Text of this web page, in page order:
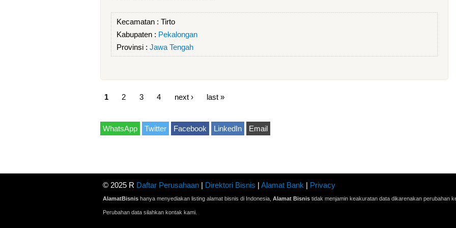
Kecamatan : Tirto
Kabupaten : Pekalongan
Provinsi : Jawa Tengah
1 2 3 4 next › last »
WhatsApp Twitter Facebook LinkedIn Email
© 2025 R Daftar Perusahaan | Direktori Bisnis | Alamat Bank | Privacy
AlamatBisnis hanya menyediakan listing alamat bisnis di Indonesia, Alamat Bisnis tidak menjamin keakuratan data dikarenakan perubahan
Perubahan data silahkan kontak kami.